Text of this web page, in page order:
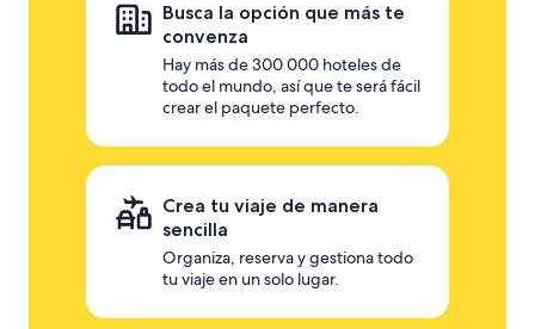
Busca la opción que más te
convenza
Hay más de 300 000 hoteles de
todo el mundo, así que te será fácil
crear el paquete perfecto.
Crea tu viaje de manera
sencilla
Organiza, reserva y gestiona todo
tu viaje en un solo lugar.